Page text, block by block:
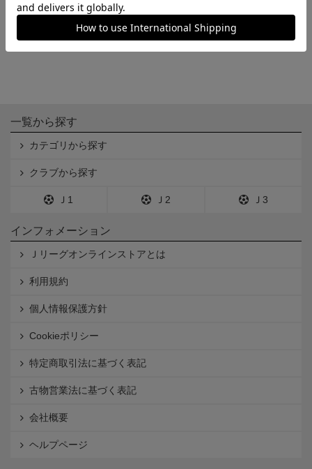
440円
一覧から探す
カテゴリから探す
クラブから探す
Ｊ1 Ｊ2 Ｊ3
インフォメーション
Ｊリーグオンラインストアとは
利用規約
個人情報保護方針
Cookieポリシー
特定商取引法に基づく表記
古物営業法に基づく表記
会社概要
ヘルプページ